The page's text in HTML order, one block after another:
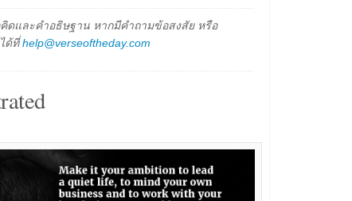
ดและคำอธิษฐาน หากมีคำถามข้อสงสัย หรือ
ด้ที่help@verseoftheday.com